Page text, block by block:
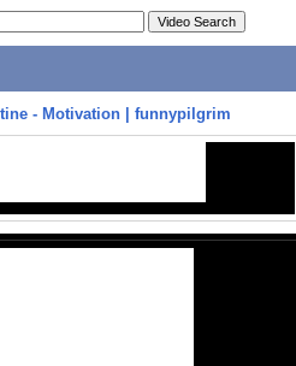
- Motivation | funnypilgrim